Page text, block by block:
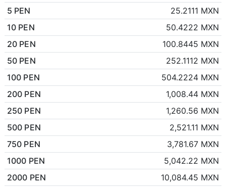
5 PEN
25.2111 MXN
10 PEN
50.4222 MXN
20 PEN
100.8445 MXN
50 PEN
252.1112 MXN
100 PEN
504.2224 MXN
200 PEN
1,008.44 MXN
250 PEN
1,260.56 MXN
500 PEN
2,521.11 MXN
750 PEN
3,781.67 MXN
1000 PEN
5,042.22 MXN
2000 PEN
10,084.45 MXN